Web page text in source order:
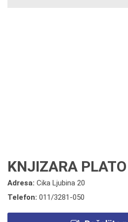
KNJIZARA PLATO
Adresa: Cika Ljubina 20
Telefon: 011/3281-050